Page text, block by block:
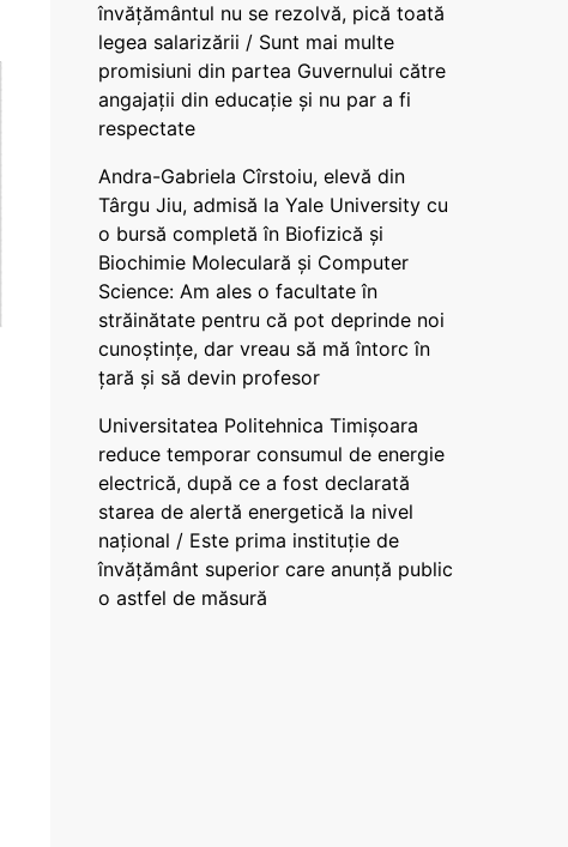
învățământul nu se rezolvă, pică toată
legea salarizării / Sunt mai multe
promisiuni din partea Guvernului către
angajații din educație și nu par a fi
respectate
Andra-Gabriela Cîrstoiu, elevă din
Târgu Jiu, admisă la Yale University cu
o bursă completă în Biofizică și
Biochimie Moleculară și Computer
Science: Am ales o facultate în
străinătate pentru că pot deprinde noi
cunoștințe, dar vreau să mă întorc în
țară și să devin profesor
Universitatea Politehnica Timișoara
reduce temporar consumul de energie
electrică, după ce a fost declarată
starea de alertă energetică la nivel
național / Este prima instituție de
învățământ superior care anunță public
o astfel de măsură